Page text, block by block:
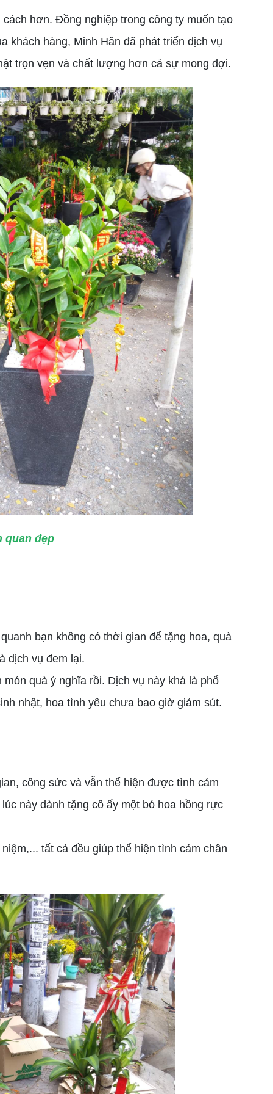
hơn. Đồng nghiệp trong công ty muốn tạo
khách hàng, Minh Hân đã phát triển dịch vụ
trọn vẹn và chất lượng hơn cả sự mong đợi.
quan đẹp
bạn không có thời gian để tặng hoa, quà
dịch vụ đem lại.
quà ý nghĩa rồi. Dịch vụ này khá là phổ
nhật, hoa tình yêu chưa bao giờ giảm sút.
công sức và vẫn thể hiện được tình cảm
này dành tặng cô ấy một bó hoa hồng rực
tất cả đều giúp thể hiện tình cảm chân